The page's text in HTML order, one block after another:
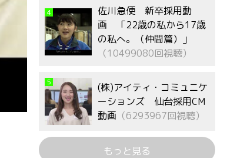
4
佐川急便 新卒採用動
画 「22歳の私から17歳
の私へ。（仲間篇）」
（10499080回視聴）
5
(株)アイティ・コミュニケ
ーションズ 仙台採用CM
動画 （6293967回視聴）
もっと見る